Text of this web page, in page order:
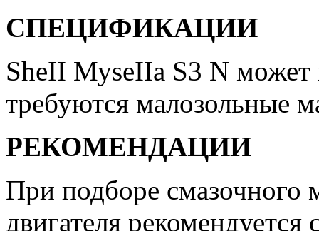
СПЕЦИФИКАЦИИ
ShеІІ МуsеІІа S3 N
требуются малозольные
РЕКОМЕНДАЦИИ
При подборе смазочного
двигателя рекомендуется